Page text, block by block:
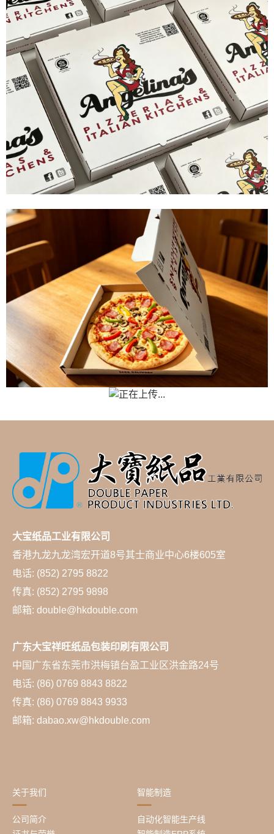
大宝纸品工业有限公司
香港九龙九龙湾宏开道8号其士商业中心6楼605室
电话: (852) 2795 8822
传真: (852) 2795 9898
邮箱: double@hkdouble.com
广东大宝祥旺纸品包装印刷有限公司
中国广东省东莞市洪梅镇台盈工业区洪金路24号
电话: (86) 0769 8843 8822
传真: (86) 0769 8843 9933
邮箱: dabao.xw@hkdouble.com
关于我们
公司简介
智能制造
自动化智能生产线